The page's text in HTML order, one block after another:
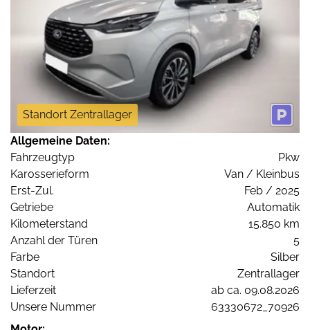
Standort Zentrallager
Allgemeine Daten:
Fahrzeugtyp
Pkw
Karosserieform
Van / Kleinbus
Erst-Zul.
Feb / 2025
Getriebe
Automatik
Kilometerstand
15.850 km
Anzahl der Türen
5
Farbe
Silber
Standort
Zentrallager
Lieferzeit
ab ca. 09.08.2026
Unsere Nummer
63330672_70926